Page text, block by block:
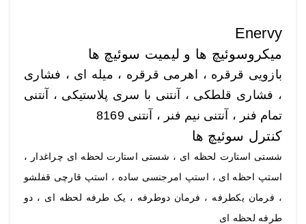
Enervy
میکروسوئیچ ها و لیمیت سوئیچ ها
بازویی قرقره ، اهرمی قرقره ، میله ای ، فشاری
، فشاری قلطکی ، آنتنی با سری پلاستیکی ، آنتنی
تمام فنر ، آنتنی نیم فنر ، آنتنی 8169
کنترل سوئیچ ها
شستی استارت لحظه ای ، شستی استارت لحظه ای چراغدار ،
استپ احظه ای ، استپ امرجنسی ساده ، استپ قارچی قفلشو
، فرمان یکطرفه ، فرمان دوطرفه ، یک طرفه لحظه ای ، دو
طرفه لحظه ای